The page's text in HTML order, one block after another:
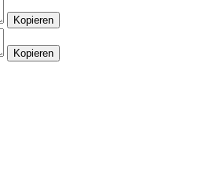
Kopieren
Kopieren